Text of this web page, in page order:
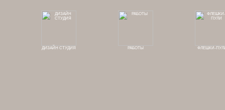
ДИЗАЙН СТУДИЯ РАБОТЫ ФЛЕШКИ-